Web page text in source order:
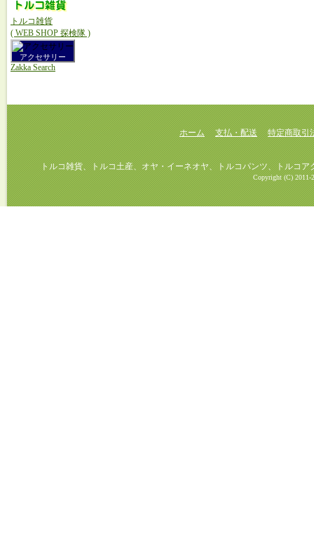
トルコ雑貨
( WEB SHOP 探検隊 )
アクセサリー
Zakka Search
ホーム 支払・配送 特定商取引
トルコ雑貨、トルコ土産、オヤ・イーネオヤ、トルコパンツ、トルコアク
Copyright (C) 2011-